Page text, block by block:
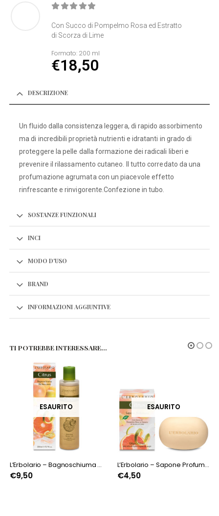
Con Succo di Pompelmo Rosa ed Estratto
di Scorza di Lime
Formato: 200 ml
€18,50
DESCRIZIONE
Un fluido dalla consistenza leggera, di rapido assorbimento
ma di incredibili proprietà nutrienti e idratanti in grado di
proteggere la pelle dalla formazione dei radicali liberi e
prevenire il rilassamento cutaneo. Il tutto corredato da una
profumazione agrumata con un piacevole effetto
rinfrescante e rinvigorente.Confezione in tubo.
SOSTANZE FUNZIONALI
INCI
MODO D'USO
BRAND
INFORMAZIONI AGGIUNTIVE
TI POTREBBE INTERESSARE…
ESAURITO
L’Erbolario – Bagnoschiuma Rinfrescante Citrus
€9,50
ESAURITO
L’Erbolario – Sapone Profumato Citrus
€4,50